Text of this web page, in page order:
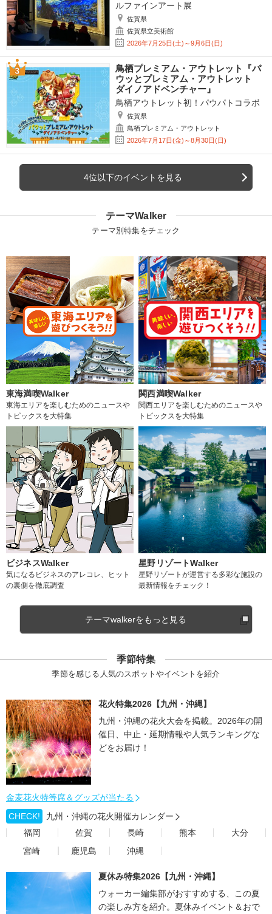
ルファインアート展
佐賀県
佐賀県立美術館
2026年7月25日(土)～9月6日(日)
鳥栖プレミアム・アウトレット『パ
ウッとプレミアム・アウトレット
ダイノアドベンチャー』
鳥栖アウトレット初！パウパトコラボ
佐賀県
鳥栖プレミアム・アウトレット
2026年7月17日(金)～8月30日(日)
4位以下のイベントを見る
テーマWalker
テーマ別特集をチェック
東海満喫Walker
東海エリアを楽しむためのニュースや
トピックスを大特集
関西満喫Walker
関西エリアを楽しむためのニュースや
トピックスを大特集
ビジネスWalker
気になるビジネスのアレコレ、ヒット
の裏側を徹底調査
星野リゾートWalker
星野リゾートが運営する多彩な施設の
最新情報をチェック！
テーマwalkerをもっと見る
季節特集
季節を感じる人気のスポットやイベントを紹介
花火特集2026【九州・沖縄】
九州・沖縄の花火大会を掲載。2026年の開
催日、中止・延期情報や人気ランキングな
どをお届け！
金麦花火特等席＆グッズが当たる
CHECK!
九州・沖縄の花火開催カレンダー
福岡
佐賀 長崎 熊本
大分
宮崎
鹿児島 沖縄
夏休み特集2026【九州・沖縄】
ウォーカー編集部がおすすめする、この夏
の楽しみ方を紹介。夏休みイベント＆おで